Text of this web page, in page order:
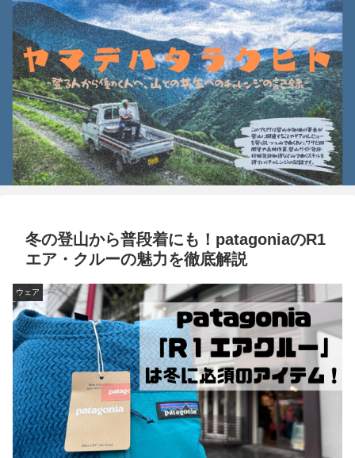
冬の登山から普段着にも！patagoniaのR1
エア・クルーの魅力を徹底解説
ウェア